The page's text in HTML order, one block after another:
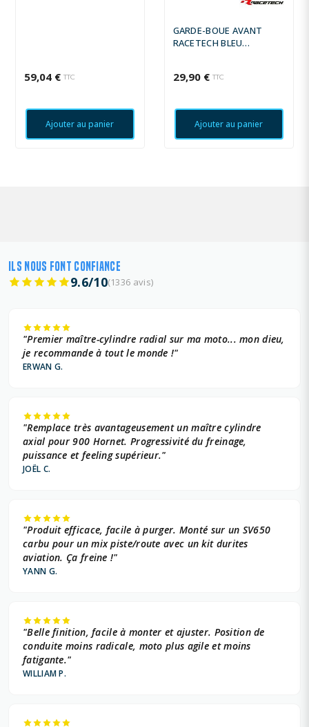
59,04 € TTC
Ajouter au panier
GARDE-BOUE AVANT
RACETECH BLEU
29,90 € TTC
Ajouter au panier
ILS NOUS FONT CONFIANCE
9.6/10(1336 avis)
"Premier maître-cylindre radial sur ma moto... mon dieu,
je recommande à tout le monde !"
ERWAN G.
"Remplace très avantageusement un maître cylindre
axial pour 900 Hornet. Progressivité du freinage,
puissance et feeling supérieur."
JOËL C.
"Produit efficace, facile à purger. Monté sur un SV650
carbu pour un mix piste/route avec un kit durites
aviation. Ça freine !"
YANN G.
"Belle finition, facile à monter et ajuster. Position de
conduite moins radicale, moto plus agile et moins
fatigante."
WILLIAM P.